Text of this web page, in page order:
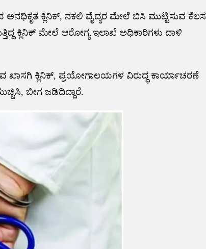
ಕ್ಲಿನಿಕ್, ನಕಲಿ ವೈದ್ಯರ ಮೇಲೆ ಬಿಸಿ ಮುಟ್ಟಿಸುವ ಕೆಲಸ
ಕ್ಲಿನಿಕ್ ಮೇಲೆ ಆರೋಗ್ಯ ಇಲಾಖೆ ಅಧಿಕಾರಿಗಳು ದಾಳಿ
ಖಾಸಗಿ ಕ್ಲಿನಿಕ್, ಪ್ರಯೋಗಾಲಯಗಳ ವಿರುದ್ಧ ಕಾರ್ಯಾಚರಣೆ
ಬೀಗ ಜಡಿದಿದ್ದಾರೆ.